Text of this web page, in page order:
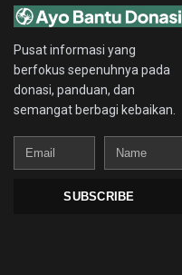
Pusat informasi yang
berfokus sepenuhnya pada
donasi, panduan, dan
semangat berbagi kebaikan.
Email
Name
SUBSCRIBE